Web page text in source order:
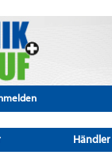
Händler